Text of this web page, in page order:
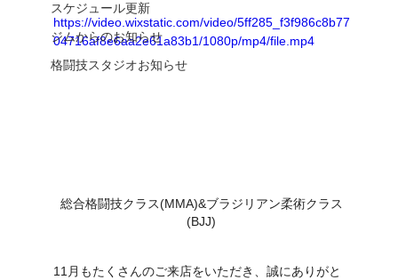
スケジュール更新
ジムからのお知らせ
格闘技スタジオお知らせ
https://video.wixstatic.com/video/5ff285_f3f986c8b77
04716af8e6aa2e61a83b1/1080p/mp4/file.mp4
総合格闘技クラス(MMA)&ブラジリアン柔術クラス
(BJJ)
11月もたくさんのご来店をいただき、誠にありがと